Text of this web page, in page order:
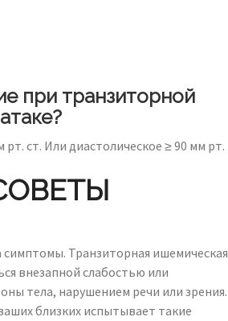
при транзиторной
рт. ст. Или диастолическое ≥ 90 мм рт.
Транзиторная ишемическая
внезапной слабостью или
тела, нарушением речи или зрения.
близких испытывает такие